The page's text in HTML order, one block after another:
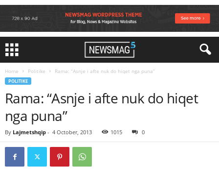
Home Politike Rama: “Asnje i afte nuk do hiqet nga puna”
POLITIKE
Rama: “Asnje i afte nuk do hiqet
nga puna”
By Lajmetshqip - 4 October, 2013 1015 0